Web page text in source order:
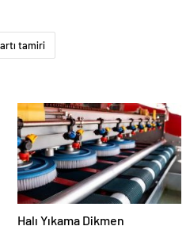
tamiri
Halı Yıkama Dikmen